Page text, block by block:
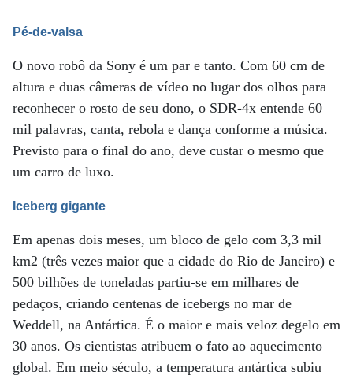
Pé-de-valsa
O novo robô da Sony é um par e tanto. Com 60 cm de
altura e duas câmeras de vídeo no lugar dos olhos para
reconhecer o rosto de seu dono, o SDR-4x entende 60
mil palavras, canta, rebola e dança conforme a música.
Previsto para o final do ano, deve custar o mesmo que
um carro de luxo.
Iceberg gigante
Em apenas dois meses, um bloco de gelo com 3,3 mil
km2 (três vezes maior que a cidade do Rio de Janeiro) e
500 bilhões de toneladas partiu-se em milhares de
pedaços, criando centenas de icebergs no mar de
Weddell, na Antártica. É o maior e mais veloz degelo em
30 anos. Os cientistas atribuem o fato ao aquecimento
global. Em meio século, a temperatura antártica subiu